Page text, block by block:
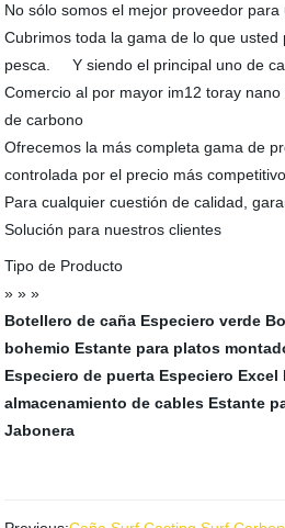
No sólo somos el mejor proveedor para
Cubrimos toda la gama de lo que usted
pesca. Y siendo el principal uno de
Comercio al por mayor im12 toray
de carbono
Ofrecemos la más completa gama de
controlada por el precio más competitivo
Para cualquier cuestión de calidad,
Solución para nuestros clientes
Tipo de Producto
» » »
Botellero de caña Especiero verde
bohemio Estante para platos
Especiero de puerta Especiero Excel
almacenamiento de cables Estante
Jabonera